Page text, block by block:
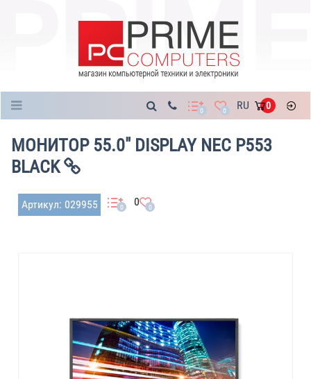
0 0 RU 0
МОНИТОР 55.0" DISPLAY NEC P553
BLACK
Артикул: 029955 0 0 0